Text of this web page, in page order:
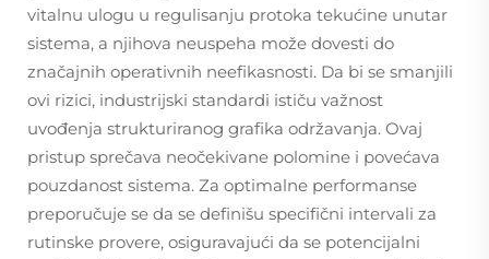
vitalnu ulogu u regulisanju protoka tekućine unutar
sistema, a njihova neuspeha može dovesti do
značajnih operativnih neefikasnosti. Da bi se smanjili
ovi rizici, industrijski standardi ističu važnost
uvođenja strukturiranog grafika održavanja. Ovaj
pristup sprečava neočekivane polomine i povećava
pouzdanost sistema. Za optimalne performanse
preporučuje se da se definišu specifični intervali za
rutinske provere, osiguravajući da se potencijalni